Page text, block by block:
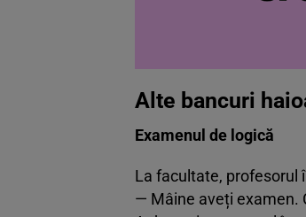
Alte bancuri
Examenul de logică
La facultate, profesorul
— Mâine aveți examen.